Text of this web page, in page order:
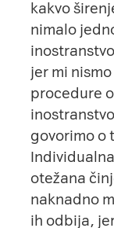
kakvo
nimalo
jer mi
procedure
govorimo o
otežana
naknadno
ih odbija,